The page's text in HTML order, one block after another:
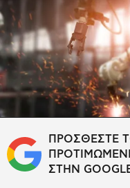
ΠΡΟΣΘΕΣΤΕ
ΣΤΗΝ